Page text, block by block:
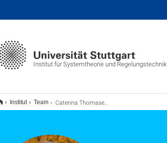
Institut für Systemtheorie und Regelungstechnik
Institut Team Caterina Thomaseth